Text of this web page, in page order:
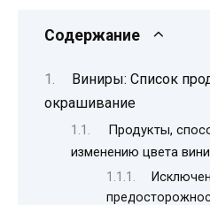
Содержание
Виниры: Список
окрашивание
Продукты,
изменению цвета